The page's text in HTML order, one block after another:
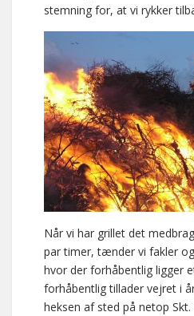
stemning for, at vi rykker
Når vi har grillet det
par timer, tænder vi fakler
hvor der forhåbentlig ligger
forhåbentlig tillader vejret i
heksen af sted på netop Skt.